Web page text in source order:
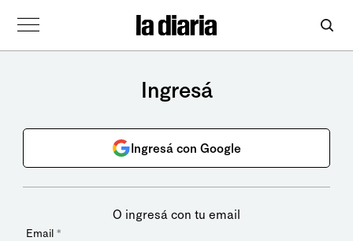
Ingresá
Ingresá con Google
O ingresá con tu email
Email *